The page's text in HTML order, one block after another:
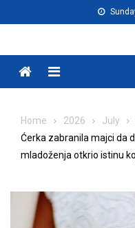
to
Menu
Home 2026 July
Ćerka zabranila majci da
mladoženja otkrio istinu